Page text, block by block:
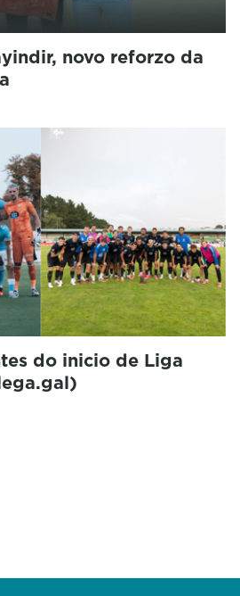
novo reforzo da
do inicio de Liga